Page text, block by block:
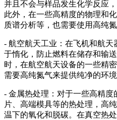
并且不会与样品发生化学反应
此外，在一些高精度的物理和
质谱分析等，也需要使用高纯
- 航空航天工业：在飞机和航天
于惰化，防止燃料在储存和输
时，在航空航天设备的一些精
需要高纯氮气来提供纯净的环
- 金属热处理：对于一些高精
片、高端模具等的热处理，高
温下的氧化和脱碳。在真空热